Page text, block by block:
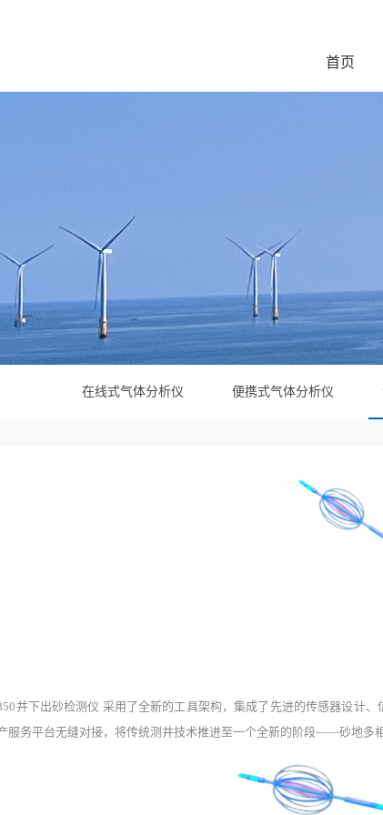
首页
在线式气体分析仪 便携式气体分析仪
井下出砂检测仪 采用了全新的工具架构，集成了先进的传感器设计
服务平台无缝对接，将传统测井技术推进至一个全新的阶段——砂地多